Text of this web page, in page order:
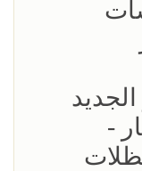
-
مظلات